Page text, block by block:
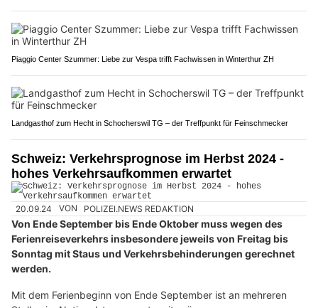
Piaggio Center Szummer: Liebe zur Vespa trifft Fachwissen in Winterthur ZH
Landgasthof zum Hecht in Schocherswil TG – der Treffpunkt für Feinschmecker
Schweiz: Verkehrsprognose im Herbst 2024 -
hohes Verkehrsaufkommen erwartet
20.09.24 VON POLIZEI.NEWS REDAKTION
Von Ende September bis Ende Oktober muss wegen des
Ferienreiseverkehrs insbesondere jeweils von Freitag bis
Sonntag mit Staus und Verkehrsbehinderungen gerechnet
werden.
Mit dem Ferienbeginn von Ende September ist an mehreren